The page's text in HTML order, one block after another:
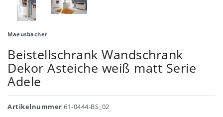
Maeusbacher
Beistellschrank Wandschrank
Dekor Asteiche weiß matt Serie
Adele
Artikelnummer 61-0444-BS_02